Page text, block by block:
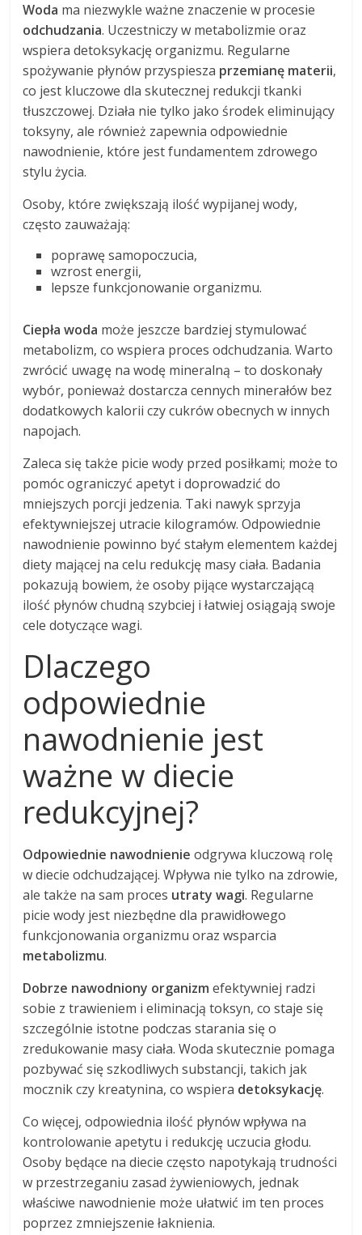
Woda ma niezwykle ważne znaczenie w procesie
odchudzania. Uczestniczy w metabolizmie oraz
wspiera detoksykację organizmu. Regularne
spożywanie płynów przyspiesza przemianę materii,
co jest kluczowe dla skutecznej redukcji tkanki
tłuszczowej. Działa nie tylko jako środek eliminujący
toksyny, ale również zapewnia odpowiednie
nawodnienie, które jest fundamentem zdrowego
stylu życia.
Osoby, które zwiększają ilość wypijanej wody,
często zauważają:
poprawę samopoczucia,
wzrost energii,
lepsze funkcjonowanie organizmu.
Ciepła woda może jeszcze bardziej stymulować
metabolizm, co wspiera proces odchudzania. Warto
zwrócić uwagę na wodę mineralną – to doskonały
wybór, ponieważ dostarcza cennych minerałów bez
dodatkowych kalorii czy cukrów obecnych w innych
napojach.
Zaleca się także picie wody przed posiłkami; może to
pomóc ograniczyć apetyt i doprowadzić do
mniejszych porcji jedzenia. Taki nawyk sprzyja
efektywniejszej utracie kilogramów. Odpowiednie
nawodnienie powinno być stałym elementem każdej
diety mającej na celu redukcję masy ciała. Badania
pokazują bowiem, że osoby pijące wystarczającą
ilość płynów chudną szybciej i łatwiej osiągają swoje
cele dotyczące wagi.
Dlaczego
odpowiednie
nawodnienie jest
ważne w diecie
redukcyjnej?
Odpowiednie nawodnienie odgrywa kluczową rolę
w diecie odchudzającej. Wpływa nie tylko na zdrowie,
ale także na sam proces utraty wagi. Regularne
picie wody jest niezbędne dla prawidłowego
funkcjonowania organizmu oraz wsparcia
metabolizmu.
Dobrze nawodniony organizm efektywniej radzi
sobie z trawieniem i eliminacją toksyn, co staje się
szczególnie istotne podczas starania się o
zredukowanie masy ciała. Woda skutecznie pomaga
pozbywać się szkodliwych substancji, takich jak
mocznik czy kreatynina, co wspiera detoksykację.
Co więcej, odpowiednia ilość płynów wpływa na
kontrolowanie apetytu i redukcję uczucia głodu.
Osoby będące na diecie często napotykają trudności
w przestrzeganiu zasad żywieniowych, jednak
właściwe nawodnienie może ułatwić im ten proces
poprzez zmniejszenie łaknienia.